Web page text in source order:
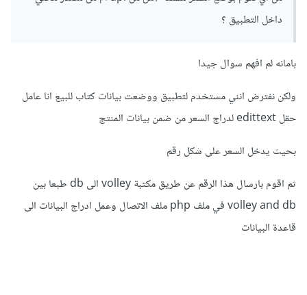
داخل التطبيق ؟
بامانه لم افهم سوال جيدا
ولكن نفترض انني مستخدم لتطبيق ووضعت بيانات كتاب للبيع انا عامل
حقل edittext لدراج السعر من ضمن بيانات المنتج
بحيث يدخل السعر على شكل رقم
ثم اقوم بارسال هذا الرقم عن طريق مكتبة volley الى db طبعا بين
volley and db في ملف php ملف الاتصال وعمل ادراج البيانات الى
قاعدة البيانات